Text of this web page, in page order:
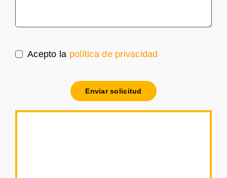
Acepto la política de privacidad
Enviar solicitud